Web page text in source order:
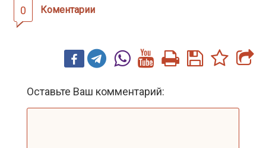
0 Коментарии
Оставьте Ваш комментарий: